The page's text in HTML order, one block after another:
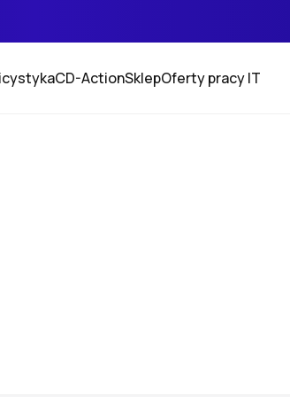
CD-ActionSklepOferty pracy IT